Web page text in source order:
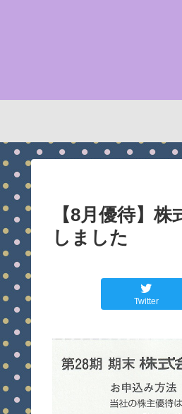
【8月優待】
しました
Twitter